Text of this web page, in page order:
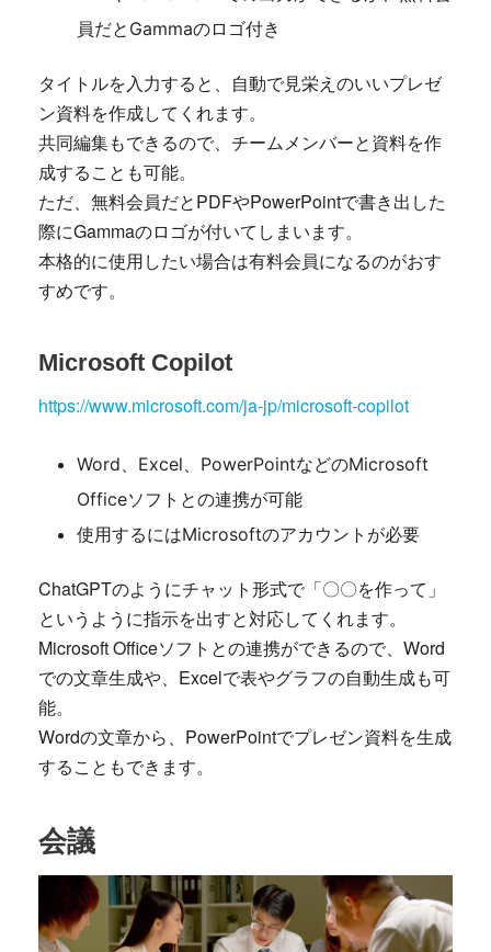
員だとGammaのロゴ付き
タイトルを入力すると、自動で見栄えのいいプレゼ
ン資料を作成してくれます。
共同編集もできるので、チームメンバーと資料を作
成することも可能。
ただ、無料会員だとPDFやPowerPointで書き出した
際にGammaのロゴが付いてしまいます。
本格的に使用したい場合は有料会員になるのがおす
すめです。
Microsoft Copilot
https://www.microsoft.com/ja-jp/microsoft-copilot
Word、Excel、PowerPointなどのMicrosoft
Officeソフトとの連携が可能
使用するにはMicrosoftのアカウントが必要
ChatGPTのようにチャット形式で「〇〇を作って」
というように指示を出すと対応してくれます。
Microsoft Officeソフトとの連携ができるので、Word
での文章生成や、Excelで表やグラフの自動生成も可
能。
Wordの文章から、PowerPointでプレゼン資料を生成
することもできます。
会議